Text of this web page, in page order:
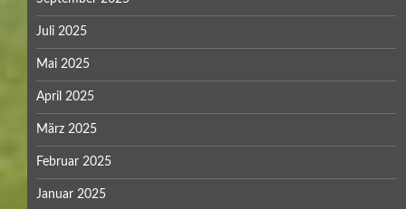
Juli 2025
Mai 2025
April 2025
März 2025
Februar 2025
Januar 2025